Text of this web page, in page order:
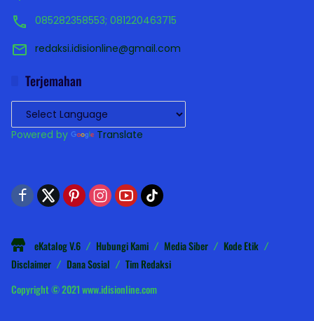
085282358553; 081220463715
redaksi.idisionline@gmail.com
Terjemahan
Powered by Translate
eKatalog V.6 Hubungi Kami Media Siber
Kode Etik
Disclaimer
Dana Sosial
Tim Redaksi
Copyright © 2021 www.idisionline.com